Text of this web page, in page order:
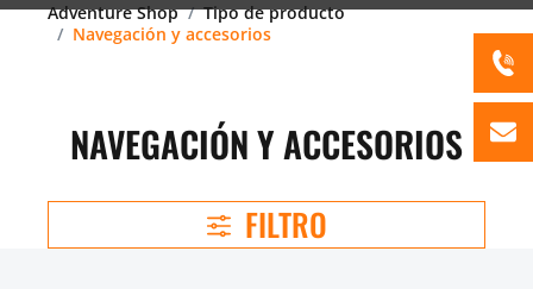
Adventure Shop
Tipo de producto
Navegación y accesorios
NAVEGACIÓN Y ACCESORIOS
FILTRO